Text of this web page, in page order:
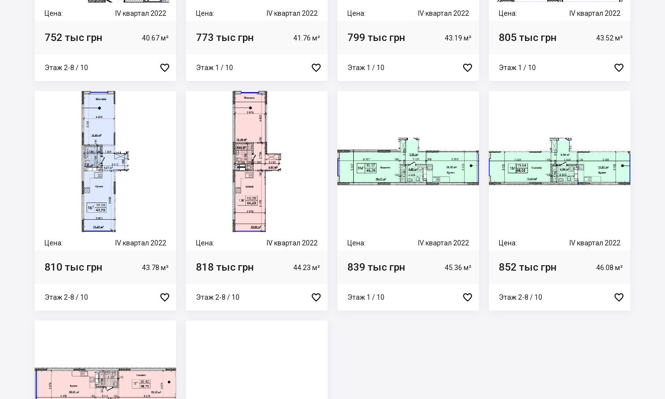
Цена: IV квартал 2022
752 тыс грн 40.67 м²
Этаж 2-8 / 10 
Цена: IV квартал 2022
773 тыс грн 41.76 м²
Этаж 1 / 10 
Цена: IV квартал 2022
799 тыс грн 43.19 м²
Этаж 1 / 10 
Цена: IV квартал 2022
805 тыс грн 43.52 м²
Этаж 1 / 10 
Цена: IV квартал 2022
810 тыс грн 43.78 м²
Этаж 2-8 / 10 
Цена: IV квартал 2022
818 тыс грн 44.23 м²
Этаж 2-8 / 10 
Цена: IV квартал 2022
839 тыс грн 45.36 м²
Этаж 1 / 10 
Цена: IV квартал 2022
852 тыс грн 46.08 м²
Этаж 2-8 / 10 